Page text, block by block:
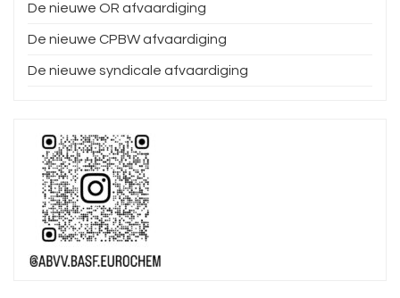
De nieuwe OR afvaardiging
De nieuwe CPBW afvaardiging
De nieuwe syndicale afvaardiging